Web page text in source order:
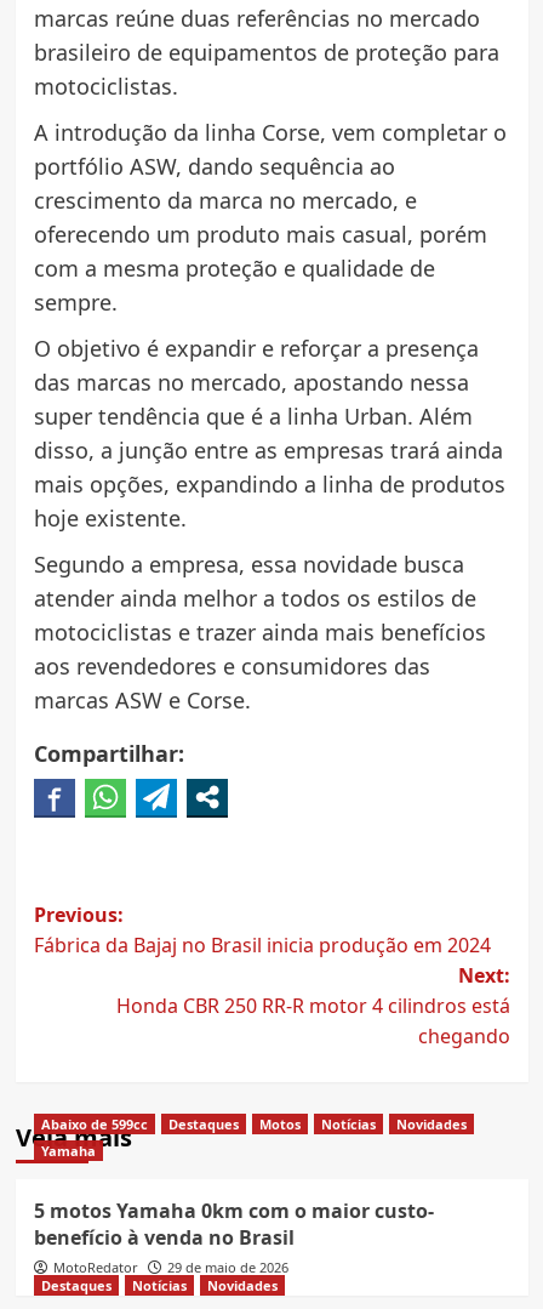
marcas reúne duas referências no mercado
brasileiro de equipamentos de proteção para
motociclistas.
A introdução da linha Corse, vem completar o
portfólio ASW, dando sequência ao
crescimento da marca no mercado, e
oferecendo um produto mais casual, porém
com a mesma proteção e qualidade de
sempre.
O objetivo é expandir e reforçar a presença
das marcas no mercado, apostando nessa
super tendência que é a linha Urban. Além
disso, a junção entre as empresas trará ainda
mais opções, expandindo a linha de produtos
hoje existente.
Segundo a empresa, essa novidade busca
atender ainda melhor a todos os estilos de
motociclistas e trazer ainda mais benefícios
aos revendedores e consumidores das
marcas ASW e Corse.
Compartilhar:
Post
navigation
Previous:
Fábrica da Bajaj no Brasil inicia produção em 2024
Next:
Honda CBR 250 RR-R motor 4 cilindros está
chegando
Veja mais
Abaixo de 599cc Destaques Motos Notícias
Novidades
Yamaha
5 motos Yamaha 0km com o maior custo-
benefício à venda no Brasil
MotoRedator
29 de maio de 2026
Destaques
Notícias Novidades